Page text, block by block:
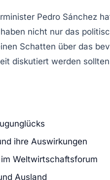
Pedro Sánchez
nicht nur das
Schatten über das
diskutiert werden
ihre Auswirkungen
Weltwirtschaftsforum
Ausland